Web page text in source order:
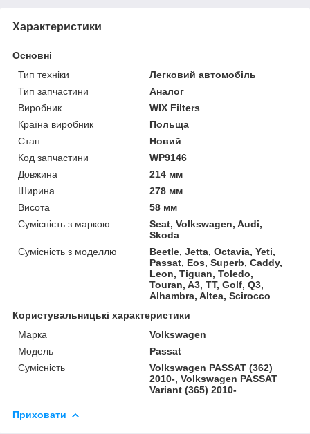
Характеристики
Основні
Тип техніки
Легковий автомобіль
Тип запчастини
Аналог
Виробник
WIX Filters
Країна виробник
Польща
Стан
Новий
Код запчастини
WP9146
Довжина
214 мм
Ширина
278 мм
Висота
58 мм
Сумісність з маркою
Seat, Volkswagen, Audi,
Skoda
Сумісність з моделлю
Beetle, Jetta, Octavia, Yeti,
Passat, Eos, Superb, Caddy,
Leon, Tiguan, Toledo,
Touran, A3, TT, Golf, Q3,
Alhambra, Altea, Scirocco
Користувальницькі характеристики
Марка
Volkswagen
Модель
Passat
Сумісність
Volkswagen PASSAT (362)
2010-, Volkswagen PASSAT
Variant (365) 2010-
Приховати